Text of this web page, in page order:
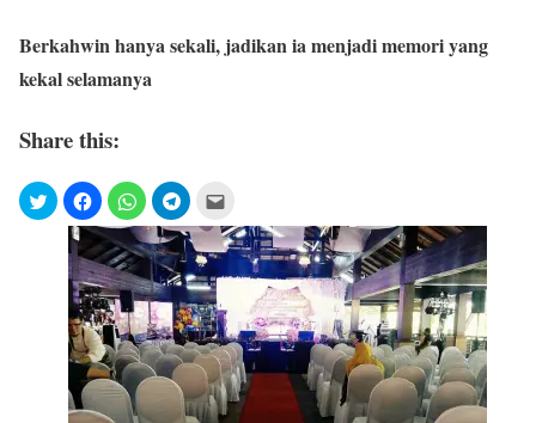
Berkahwin hanya sekali, jadikan ia menjadi memori yang
kekal selamanya
Share this: